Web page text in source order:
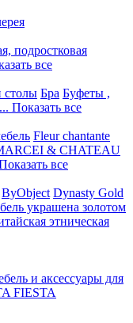
подростковая
все
столы Бра Буфеты ,
... Показать все
Fleur chantante
& CHATEAU
все
ByObject Dynasty Gold
украшена золотом
этническая
и аксессуары для
FIESTA